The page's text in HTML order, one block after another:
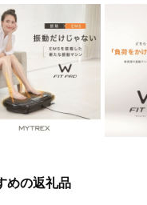
めの返礼品